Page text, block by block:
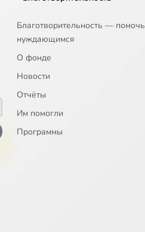
Благотворительность — помочь
нуждающимся
О фонде
Новости
Отчёты
Им помогли
Программы